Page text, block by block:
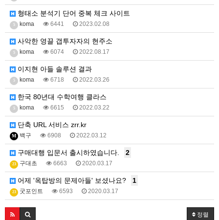
형태소 분석기 단어 중복 체크 사이트
5 koma 6441 2023.02.08
사악한 영끌 갭투자자의 현주소
5 koma 6074 2022.08.17
이지현 아들 솔루션 결과
5 koma 6718 2022.03.26
한국 80년대 수학여행 클라스
5 koma 6615 2022.03.22
단축 URL 서비스 zrr.kr
M 백구 6908 2022.03.12
구매대행 입문서 출시하였습니다. 2
23 구대초 6663 2020.03.17
어제 '옥탑방의 문제아들' 보셨나요? 1
23 굿포인트 6593 2020.03.17
정렬